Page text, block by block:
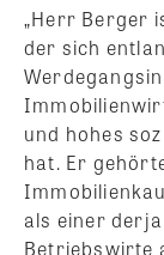
„Herr Berger
der sich
und hohes
hat. Er
als einer
Betriebswirte